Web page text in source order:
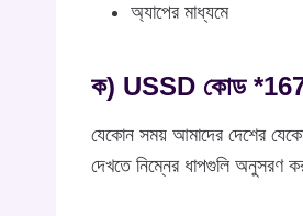
অ্যাপের মাধ্যমে
ক) USSD কোড *167#
যেকোন সময় আমাদের দেশের
দেখতে নিম্নের ধাপগুলি অনুসরণ